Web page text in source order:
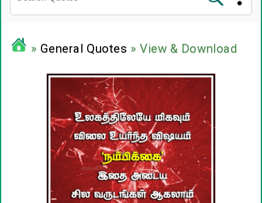
பழமொழிகள்
ஊக்கம் / உத்வேக பொன்மொழிகள்
காதல் பொன்மொழிகள்
மகிழ்ச்சி பொன்மொழிகள்
» General Quotes » View & Download